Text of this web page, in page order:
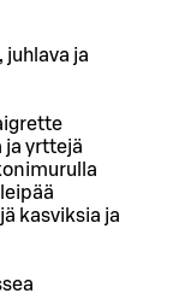
ja
ja yrttejä
kasviksia ja